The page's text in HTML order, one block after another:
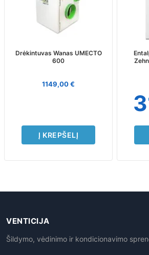
Drėkintuvas Wanas UMECTO
600
1149,00€
Į KREPŠELĮ
VENTICIJA
Šildymo, vėdinimo ir kondicionavimo